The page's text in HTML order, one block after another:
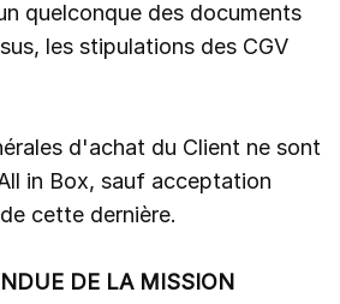
quelconque des documents
les stipulations des CGV
d'achat du Client ne sont
in Box, sauf acceptation
cette dernière.
DE LA MISSION